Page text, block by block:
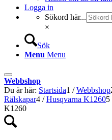
Logga in
Sökord här...
×
Sök
Menu Menu
Webbshop
Du är här: Startsida1 / Webbshop
Rälskapar4 / Husqvarna K12605
K1260